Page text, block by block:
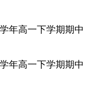
年高一下学期期中
年高一下学期期中